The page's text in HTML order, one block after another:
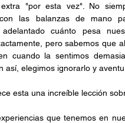
"por esta vez". No
las balanzas de mano
cuánto pesa
pero sabemos que
cuando la sentimos
así, elegimos ignorarlo y
esta una increíble lección
que tenemos en